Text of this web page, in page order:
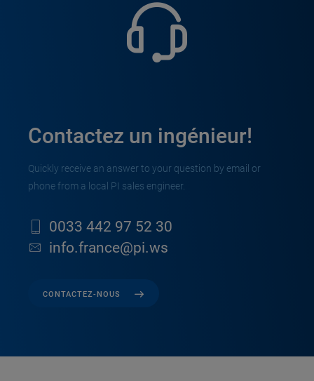
Contactez un ingénieur!
Quickly receive an answer to your question by email or
phone from a local PI sales engineer.
0033 442 97 52 30
info.france@pi.ws
CONTACTEZ-NOUS